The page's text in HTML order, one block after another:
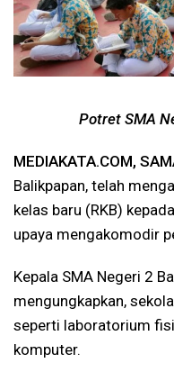
Potret SMA
MEDIAKATA.COM,
Balikpapan, telah
kelas baru (RKB)
upaya mengakomodir
Kepala SMA Negeri 2
mengungkapkan,
seperti laboratorium
komputer.